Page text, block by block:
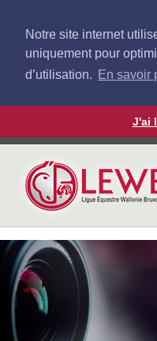
Notre site internet
uniquement pour
d’utilisation. En savoir
J'ai
Aller
contenu
principal